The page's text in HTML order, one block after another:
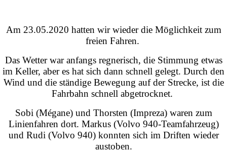
Am 23.05.2020 hatten wir wieder die Möglichkeit zum
freien Fahren.
Das Wetter war anfangs regnerisch, die Stimmung etwas
im Keller, aber es hat sich dann schnell gelegt. Durch den
Wind und die ständige Bewegung auf der Strecke, ist die
Fahrbahn schnell abgetrocknet.
Sobi (Mégane) und Thorsten (Impreza) waren zum
Linienfahren dort. Markus (Volvo 940-Teamfahrzeug)
und Rudi (Volvo 940) konnten sich im Driften wieder
austoben.